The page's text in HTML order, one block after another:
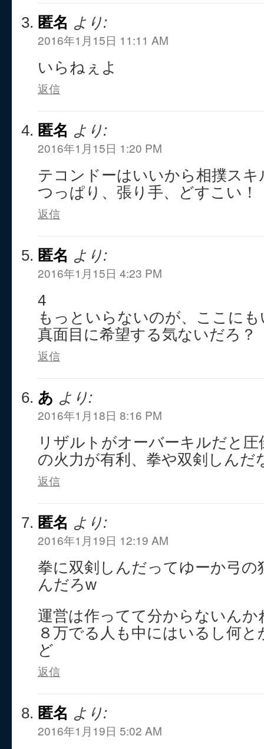
匿名 より:
2016年1月15日 11:11 AM
いらねぇよ
返信
匿名 より:
2016年1月15日 1:20 PM
テコンドーはいいから相撲ス
つっぱり、張り手、どすこい！
返信
匿名 より:
2016年1月15日 4:23 PM
4
もっといらないのが、ここに
真面目に希望する気ないだろ？
返信
あ より:
2016年1月18日 8:16 PM
リザルトがオーバーキルだと
の火力が有利、拳や双剣しんだ
返信
匿名 より:
2016年1月19日 12:19 AM
拳に双剣しんだってゆーか弓の
んだろw
運営は作ってて分からないん
８万でる人も中にはいるし何
ど
返信
匿名 より:
2016年1月19日 5:02 AM